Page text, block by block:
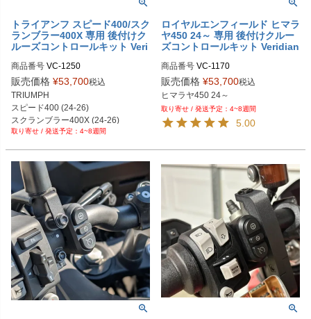
トライアンフ スピード400/スク
ランブラー400X 専用 後付けク
ルーズコントロールキット Veri
商品番号 VC-1250
M型番：1250
販売価格 ¥53,700税込
TRIUMPH
スピード400 (24-26)
スクランブラー400X (24-26)
4~8週間
ロイヤルエンフィールド ヒマラ
ヤ450 24～ 専用 後付けクルー
ズコントロールキット Veridian
商品番号 VC-1170
M型番：1170
販売価格 ¥53,700税込
ヒマラヤ450 24～
4~8週間
5.00